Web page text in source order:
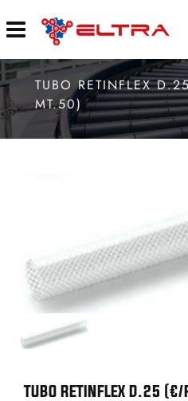
Open
TUBO RETINFLEX
MT.50)
TUBO RETINFLEX D.25